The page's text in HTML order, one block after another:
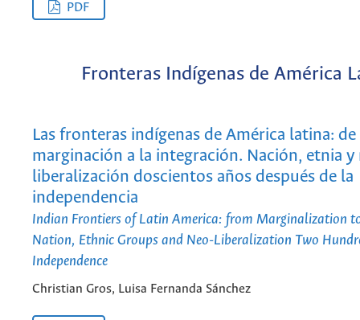
PDF
Fronteras Indígenas de América
Las fronteras indígenas de América latina: de
marginación a la integración. Nación, etnia y
liberalización doscientos años después de la
independencia
Indian Frontiers of Latin America: from Marginalization
Nation, Ethnic Groups and Neo-Liberalization Two
Independence
Christian Gros, Luisa Fernanda Sánchez